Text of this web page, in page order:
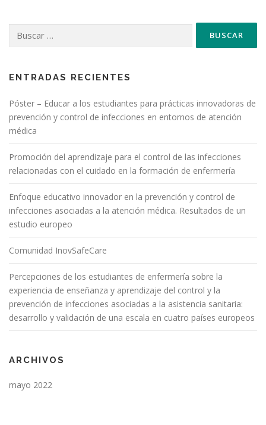
ENTRADAS RECIENTES
Póster – Educar a los estudiantes para prácticas innovadoras de
prevención y control de infecciones en entornos de atención
médica
Promoción del aprendizaje para el control de las infecciones
relacionadas con el cuidado en la formación de enfermería
Enfoque educativo innovador en la prevención y control de
infecciones asociadas a la atención médica. Resultados de un
estudio europeo
Comunidad InovSafeCare
Percepciones de los estudiantes de enfermería sobre la
experiencia de enseñanza y aprendizaje del control y la
prevención de infecciones asociadas a la asistencia sanitaria:
desarrollo y validación de una escala en cuatro países europeos
ARCHIVOS
mayo 2022